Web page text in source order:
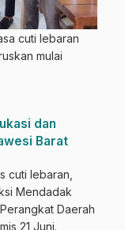
cuti lebaran
mulai
dan
Barat
cuti lebaran,
Mendadak
Daerah
21 Juni.